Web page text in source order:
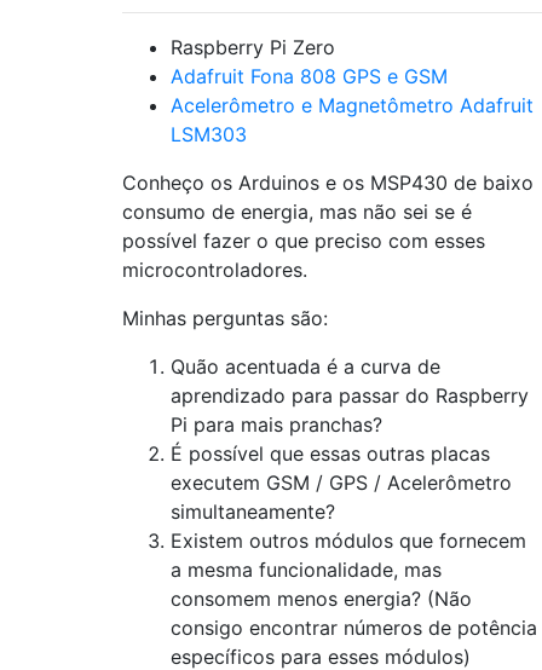
Raspberry Pi Zero
Adafruit Fona 808 GPS e GSM
Acelerômetro e Magnetômetro Adafruit
LSM303
Conheço os Arduinos e os MSP430 de baixo
consumo de energia, mas não sei se é
possível fazer o que preciso com esses
microcontroladores.
Minhas perguntas são:
Quão acentuada é a curva de
aprendizado para passar do Raspberry
Pi para mais pranchas?
É possível que essas outras placas
executem GSM / GPS / Acelerômetro
simultaneamente?
Existem outros módulos que fornecem
a mesma funcionalidade, mas
consomem menos energia? (Não
consigo encontrar números de potência
específicos para esses módulos)